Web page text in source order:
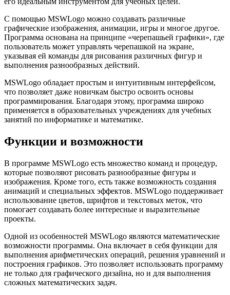
С помощью MSWLogo можно создавать различные
графические изображения, анимации, игры и многое другое.
Программа основана на принципе «черепашьей графики», где
пользователь может управлять черепашкой на экране,
указывая ей команды для рисования различных фигур и
выполнения разнообразных действий.
MSWLogo обладает простым и интуитивным интерфейсом,
что позволяет даже новичкам быстро освоить основы
программирования. Благодаря этому, программа широко
применяется в образовательных учреждениях для учебных
занятий по информатике и математике.
Функции и возможности
В программе MSWLogo есть множество команд и процедур,
которые позволяют рисовать разнообразные фигуры и
изображения. Кроме того, есть также возможность создания
анимаций и специальных эффектов. MSWLogo поддерживает
использование цветов, шрифтов и текстовых меток, что
помогает создавать более интересные и выразительные
проекты.
Одной из особенностей MSWLogo являются математические
возможности программы. Она включает в себя функции для
выполнения арифметических операций, решения уравнений и
построения графиков. Это позволяет использовать программу
не только для графического дизайна, но и для выполнения
сложных математических задач.